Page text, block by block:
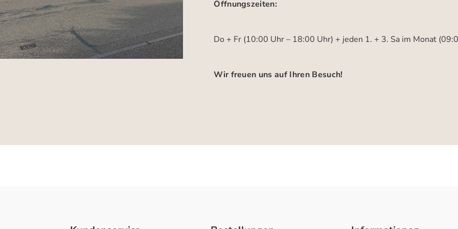
Öffnungszeiten:
Do + Fr (10:00 Uhr – 18:00 Uhr) + jeden 1. + 3. Sa im Monat
Wir freuen uns auf Ihren Besuch!